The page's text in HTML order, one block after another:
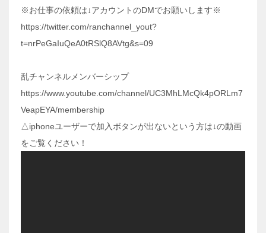
※お仕事の依頼は↓アカウントのDMでお願いします※
https://twitter.com/ranchannel_yout?
t=nrPeGaIuQeA0tRSlQ8AVtg&s=09
乱チャンネルメンバーシップ
https://www.youtube.com/channel/UC3MhLMcQk4pORLm7
VeapEYA/membership
△iphoneユーザーで加入ボタンが出ないという方は↓の動画
をご覧ください！